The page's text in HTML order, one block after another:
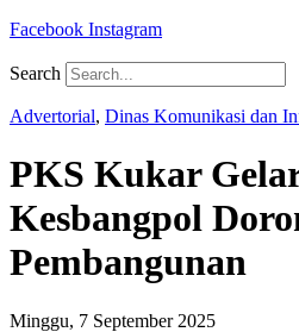
Facebook Instagram
Search
Advertorial, Dinas Komunikasi dan
PKS Kukar
Kesbangpol
Pembangunan
Minggu, 7 September 2025